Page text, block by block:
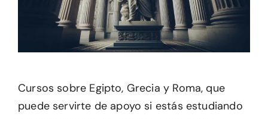
Cursos sobre Egipto, Grecia y Roma, que
puede servirte de apoyo si estás estudiando